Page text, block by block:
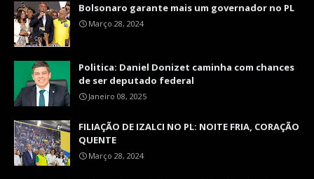
Bolsonaro garante mais um governador no PL
Março 28, 2024
Politica: Daniel Donizet caminha com chances
de ser deputado federal
Janeiro 08, 2025
FILIAÇÃO DE IZALCI NO PL: NOITE FRIA, CORAÇÃO
QUENTE
Março 28, 2024